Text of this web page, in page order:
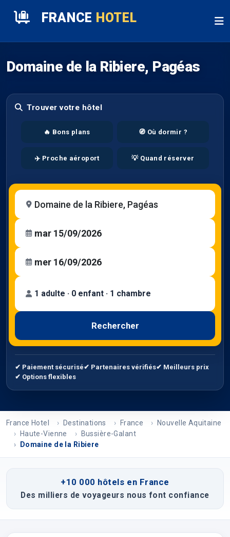
FRANCE HOTEL
Domaine de la Ribiere, Pagéas
Trouver votre hôtel
🔥 Bons plans 🧭 Où dormir ?
✈️ Proche aéroport 💡 Quand réserver
1 adulte · 0 enfant · 1 chambre
Rechercher
✔ Paiement sécurisé✔ Partenaires vérifiés✔ Meilleurs prix
✔ Options flexibles
France Hotel Destinations France
Nouvelle Aquitaine
Haute-Vienne
Bussière-Galant
Domaine de la Ribiere
+10 000 hôtels en France
Des milliers de voyageurs nous font confiance